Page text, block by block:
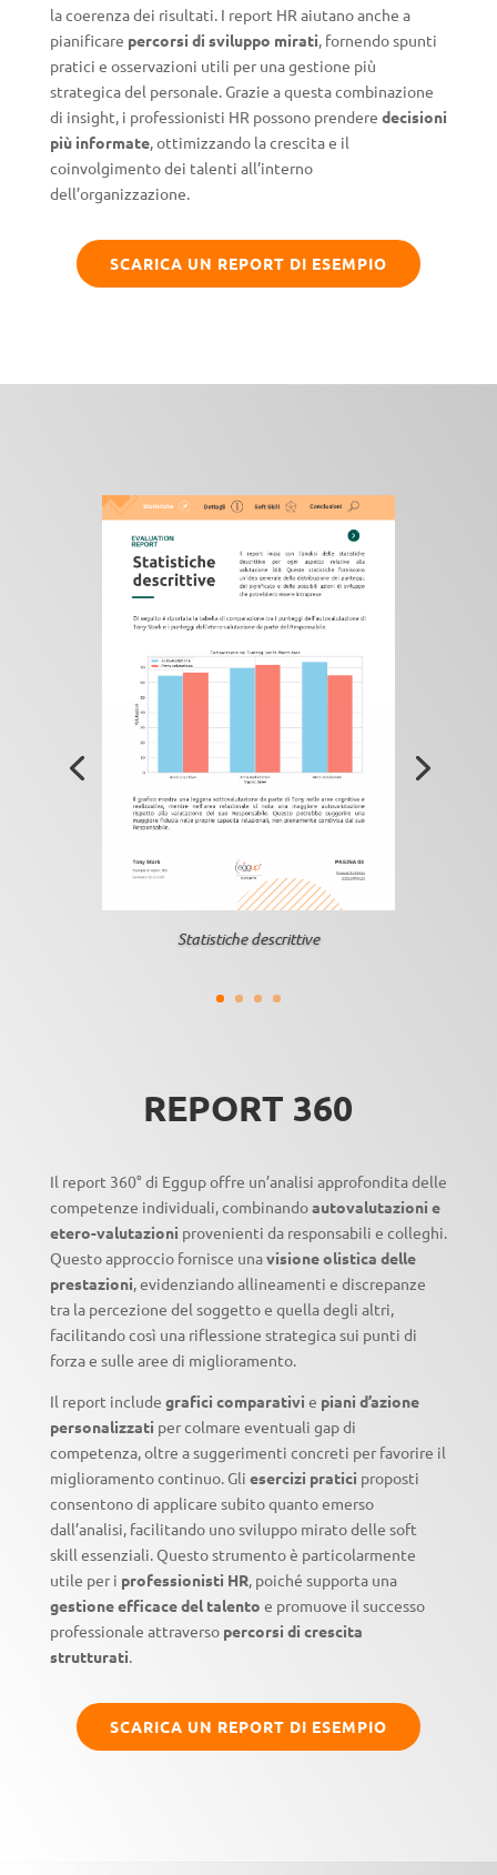
la coerenza dei risultati. I report HR aiutano anche a
pianificare percorsi di sviluppo mirati , fornendo spunti
pratici e osservazioni utili per una gestione più
strategica del personale. Grazie a questa combinazione
di insight, i professionisti HR possono prendere decisioni
più informate, ottimizzando la crescita e il
coinvolgimento dei talenti all’interno
dell’organizzazione.
SCARICA UN REPORT DI ESEMPIO
Statistiche descrittive
REPORT 360
Il report 360° di Eggup offre un’analisi approfondita delle
competenze individuali, combinandoautovalutazioni e
etero-valutazioni provenienti da responsabili e colleghi.
Questo approccio fornisce unavisione olistica delle
prestazioni , evidenziando allineamenti e discrepanze
tra la percezione del soggetto e quella degli altri,
facilitando così una riflessione strategica sui punti di
forza e sulle aree di miglioramento.
Il report include grafici comparativi e piani d’azione
personalizzati per colmare eventuali gap di
competenza, oltre a suggerimenti concreti per favorire il
miglioramento continuo. Gli esercizi pratici proposti
consentono di applicare subito quanto emerso
dall’analisi, facilitando uno sviluppo mirato delle soft
skill essenziali. Questo strumento è particolarmente
utile per i professionisti HR, poiché supporta una
gestione efficace del talento e promuove il successo
professionale attraverso percorsi di crescita
strutturati
SCARICA UN REPORT DI ESEMPIO